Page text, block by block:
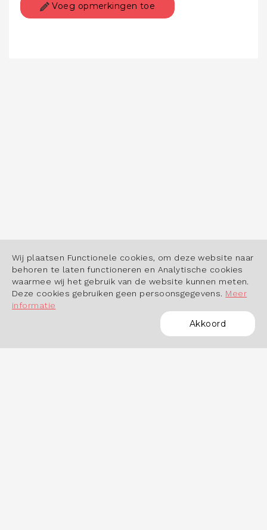
Wij plaatsen Functionele cookies, om deze website naar
behoren te laten functioneren en Analytische cookies
waarmee wij het gebruik van de website kunnen meten.
Deze cookies gebruiken geen persoonsgegevens. Meer
informatie
Akkoord
Voeg opmerkingen toe
POWERED BY